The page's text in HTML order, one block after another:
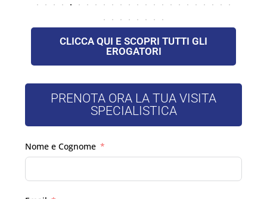
CLICCA QUI E SCOPRI TUTTI GLI
EROGATORI
PRENOTA ORA LA TUA VISITA
SPECIALISTICA
Nome e Cognome